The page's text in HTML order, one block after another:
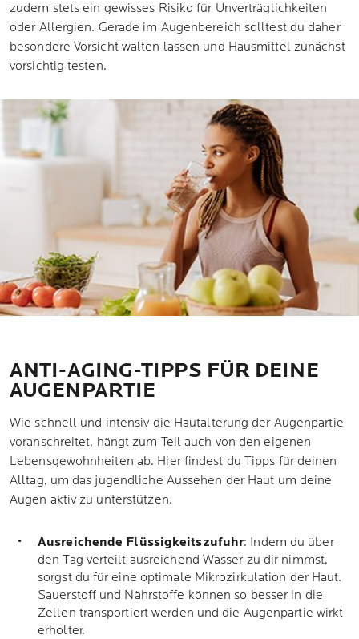
zudem stets ein gewisses Risiko für Unverträglichkeiten
oder Allergien. Gerade im Augenbereich solltest du daher
besondere Vorsicht walten lassen und Hausmittel zunächst
vorsichtig testen.
ANTI-AGING-TIPPS FÜR DEINE
AUGENPARTIE
Wie schnell und intensiv die Hautalterung der Augenpartie
voranschreitet, hängt zum Teil auch von den eigenen
Lebensgewohnheiten ab. Hier findest du Tipps für deinen
Alltag, um das jugendliche Aussehen der Haut um deine
Augen aktiv zu unterstützen.
Ausreichende Flüssigkeitszufuhr: Indem du über
den Tag verteilt ausreichend Wasser zu dir nimmst,
sorgst du für eine optimale Mikrozirkulation der Haut.
Sauerstoff und Nährstoffe können so besser in die
Zellen transportiert werden und die Augenpartie wirkt
erholter.